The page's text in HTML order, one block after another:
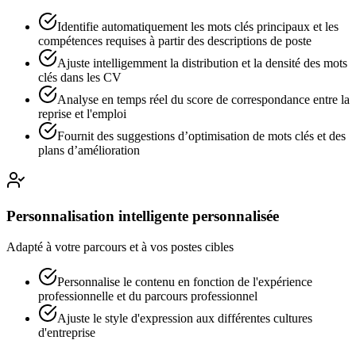
Identifie automatiquement les mots clés principaux et les
compétences requises à partir des descriptions de poste
Ajuste intelligemment la distribution et la densité des mots
clés dans les CV
Analyse en temps réel du score de correspondance entre la
reprise et l'emploi
Fournit des suggestions d’optimisation de mots clés et des
plans d’amélioration
Personnalisation intelligente personnalisée
Adapté à votre parcours et à vos postes cibles
Personnalise le contenu en fonction de l'expérience
professionnelle et du parcours professionnel
Ajuste le style d'expression aux différentes cultures
d'entreprise